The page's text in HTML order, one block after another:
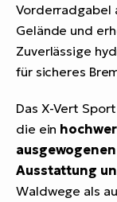
Vorderradgabel
Gelände und
Zuverlässige
für sicheres
Das X-Vert
die ein
Ausstattung
Waldwege als